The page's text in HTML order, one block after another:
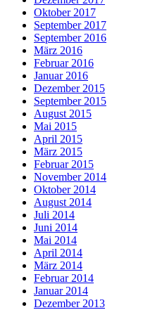
Oktober 2017
September 2017
September 2016
März 2016
Februar 2016
Januar 2016
Dezember 2015
September 2015
August 2015
Mai 2015
April 2015
März 2015
Februar 2015
November 2014
Oktober 2014
August 2014
Juli 2014
Juni 2014
Mai 2014
April 2014
März 2014
Februar 2014
Januar 2014
Dezember 2013